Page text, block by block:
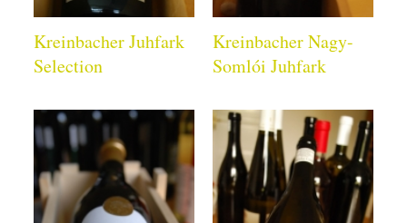
Kreinbacher Juhfark
Selection
Kreinbacher Nagy-
Somlói Juhfark